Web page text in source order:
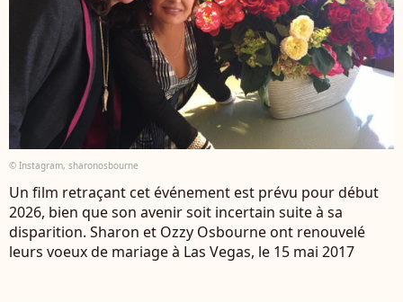
© Instagram, sharonosbourne
Un film retraçant cet événement est prévu pour début
2026, bien que son avenir soit incertain suite à sa
disparition. Sharon et Ozzy Osbourne ont renouvelé
leurs voeux de mariage à Las Vegas, le 15 mai 2017